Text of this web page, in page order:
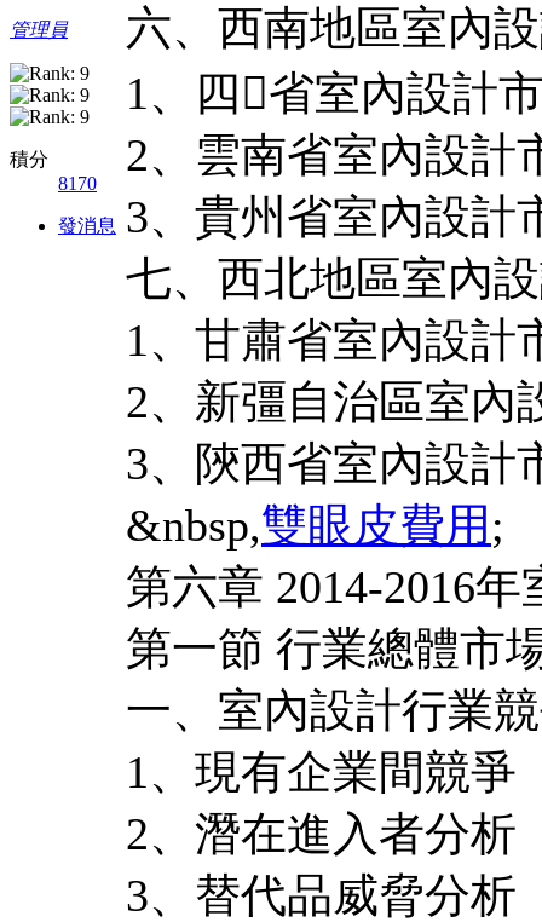
管理員
積分
8170
發消息
六、西南地區室內
1、四省室內設計
2、雲南省室內設計
3、貴州省室內設計
七、西北地區室內
1、甘肅省室內設計
2、新彊自治區室內
3、陝西省室內設計
&nbsp,雙眼皮費用 ;
第六章 2014-2016
第一節 行業總體市
一、室內設計行業
1、現有企業間競爭
2、潛在進入者分析
3、替代品威脅分析